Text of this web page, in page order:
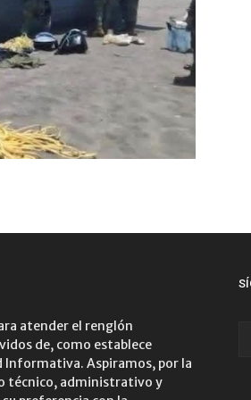
atender el renglón
de, como establece
Informativa. Aspiramos, por la
técnico, administrativo y